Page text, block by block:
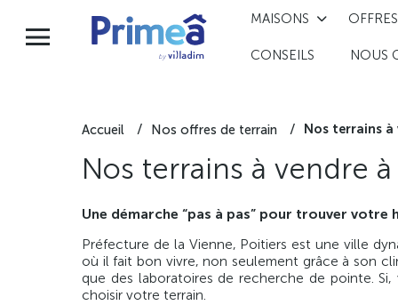
MAISONS OFFRES
CONSEILS NOUS
Accueil Nos offres de terrain Nos terrains à
Nos terrains à vendre
Une démarche “pas à pas” pour trouver votre
Préfecture de la Vienne, Poitiers est une ville
où il fait bon vivre, non seulement grâce à son
que des laboratoires de recherche de pointe.
choisir votre terrain.